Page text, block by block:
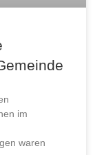
im
waren